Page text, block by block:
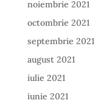
noiembrie 2021
octombrie 2021
septembrie 2021
august 2021
iulie 2021
iunie 2021